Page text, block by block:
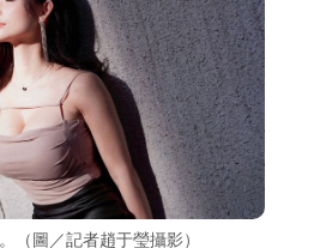
（圖／記者趙于瑩攝影）